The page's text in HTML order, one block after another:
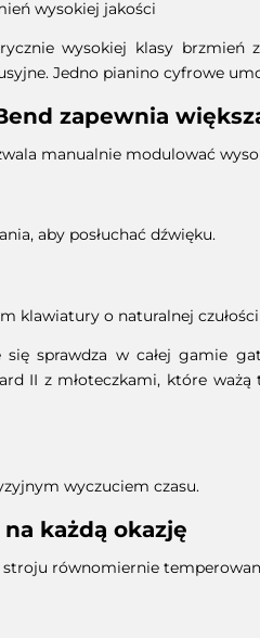
wysokiej jakości
wysokiej klasy brzmień
Jedno pianino cyfrowe
zapewnia
manualnie modulować
aby posłuchać dźwięku.
klawiatury o naturalnej
się sprawdza w całej gamie
II z młoteczkami, które
wyczuciem czasu.
każdą okazję
równomiernie